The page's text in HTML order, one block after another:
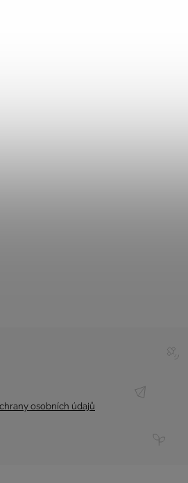
osobních údajů